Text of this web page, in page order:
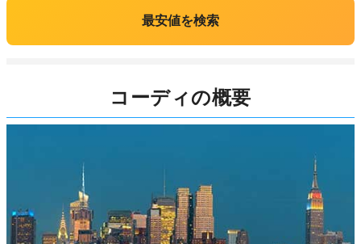
最安値を検索
コーディの概要